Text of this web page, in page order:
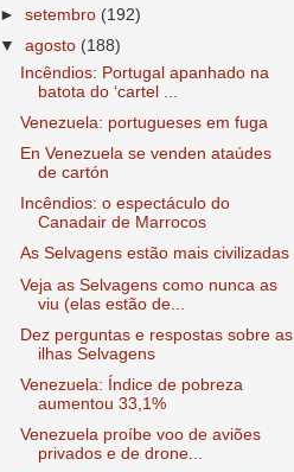
►setembro (192)
▼agosto (188)
Incêndios: Portugal apanhado na
batota do ‘cartel ...
Venezuela: portugueses em fuga
En Venezuela se venden ataúdes
de cartón
Incêndios: o espectáculo do
Canadair de Marrocos
As Selvagens estão mais civilizadas
Veja as Selvagens como nunca as
viu (elas estão de...
Dez perguntas e respostas sobre as
ilhas Selvagens
Venezuela: Índice de pobreza
aumentou 33,1%
Venezuela proíbe voo de aviões
privados e de drone...